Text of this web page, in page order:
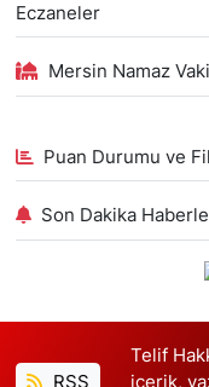
Eczaneler
Mersin Namaz
Puan Durumu ve
Son Dakika
RSS
Telif
içerik,